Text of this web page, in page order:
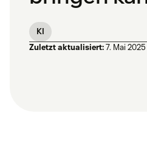
KI
Zuletzt aktualisiert:7. Mai 2025